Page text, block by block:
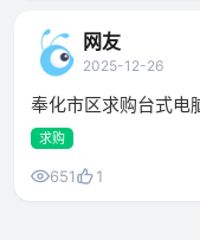
网友
2025-12-26
奉化市区求购台式电
求购
651 1